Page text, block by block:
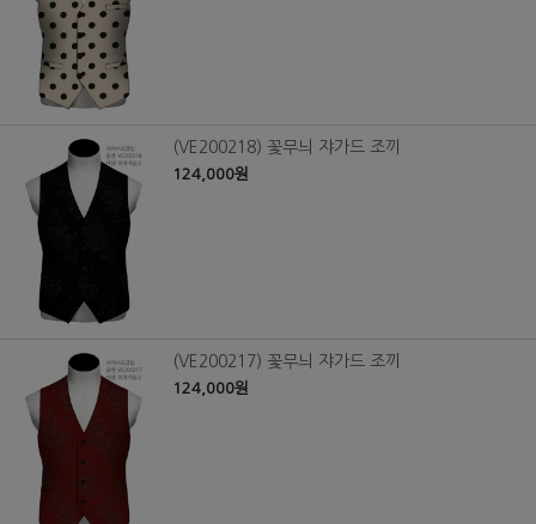
(VE200218) 꽃무늬 쟈가드 조끼
124,000원
(VE200217) 꽃무늬 쟈가드 조끼
124,000원